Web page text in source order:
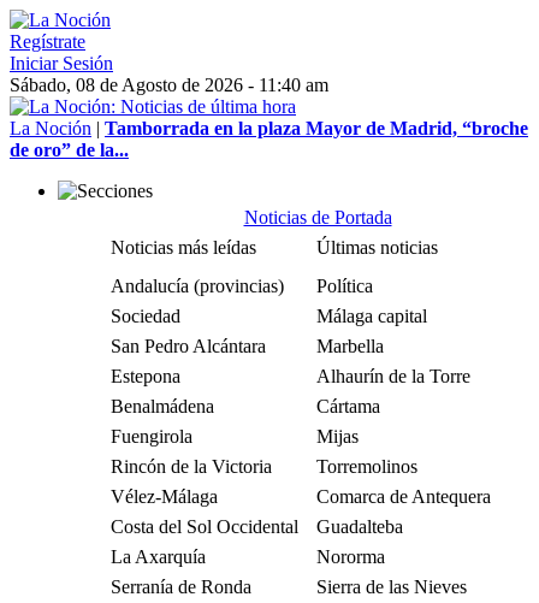
Regístrate
Iniciar Sesión
Sábado, 08 de Agosto de 2026 - 11:40 am
La Noción | Tamborrada en la plaza Mayor de Madrid, “broche
de oro” de la...
Noticias de Portada
Noticias más leídas
Últimas noticias
Andalucía (provincias)
Política
Sociedad
Málaga capital
San Pedro Alcántara
Marbella
Estepona
Alhaurín de la Torre
Benalmádena
Cártama
Fuengirola
Mijas
Rincón de la Victoria
Torremolinos
Vélez-Málaga
Comarca de Antequera
Costa del Sol Occidental
Guadalteba
La Axarquía
Nororma
Serranía de Ronda
Sierra de las Nieves